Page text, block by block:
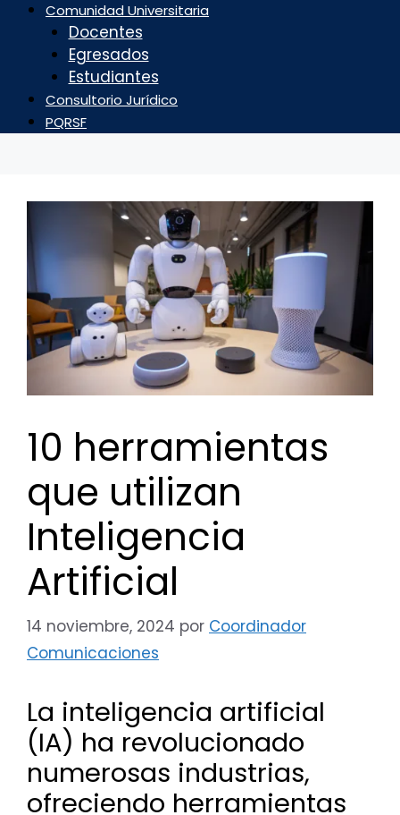
Comunidad Universitaria
Docentes
Egresados
Estudiantes
Consultorio Jurídico
PQRSF
10 herramientas
que utilizan
Inteligencia
Artificial
14 noviembre, 2024 por Coordinador
Comunicaciones
La inteligencia artificial
(IA) ha revolucionado
numerosas industrias,
ofreciendo herramientas